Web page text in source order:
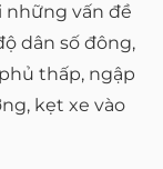
những vấn đề
dân số đông,
thấp, ngập
kẹt xe vào